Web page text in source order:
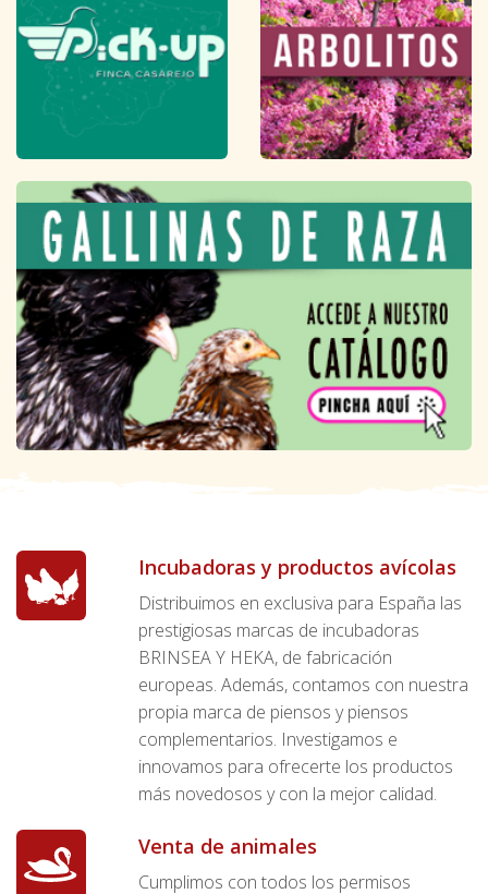
Incubadoras y productos avícolas
Distribuimos en exclusiva para España las
prestigiosas marcas de incubadoras
BRINSEA Y HEKA, de fabricación
europeas. Además, contamos con nuestra
propia marca de piensos y piensos
complementarios. Investigamos e
innovamos para ofrecerte los productos
más novedosos y con la mejor calidad.
Venta de animales
Cumplimos con todos los permisos